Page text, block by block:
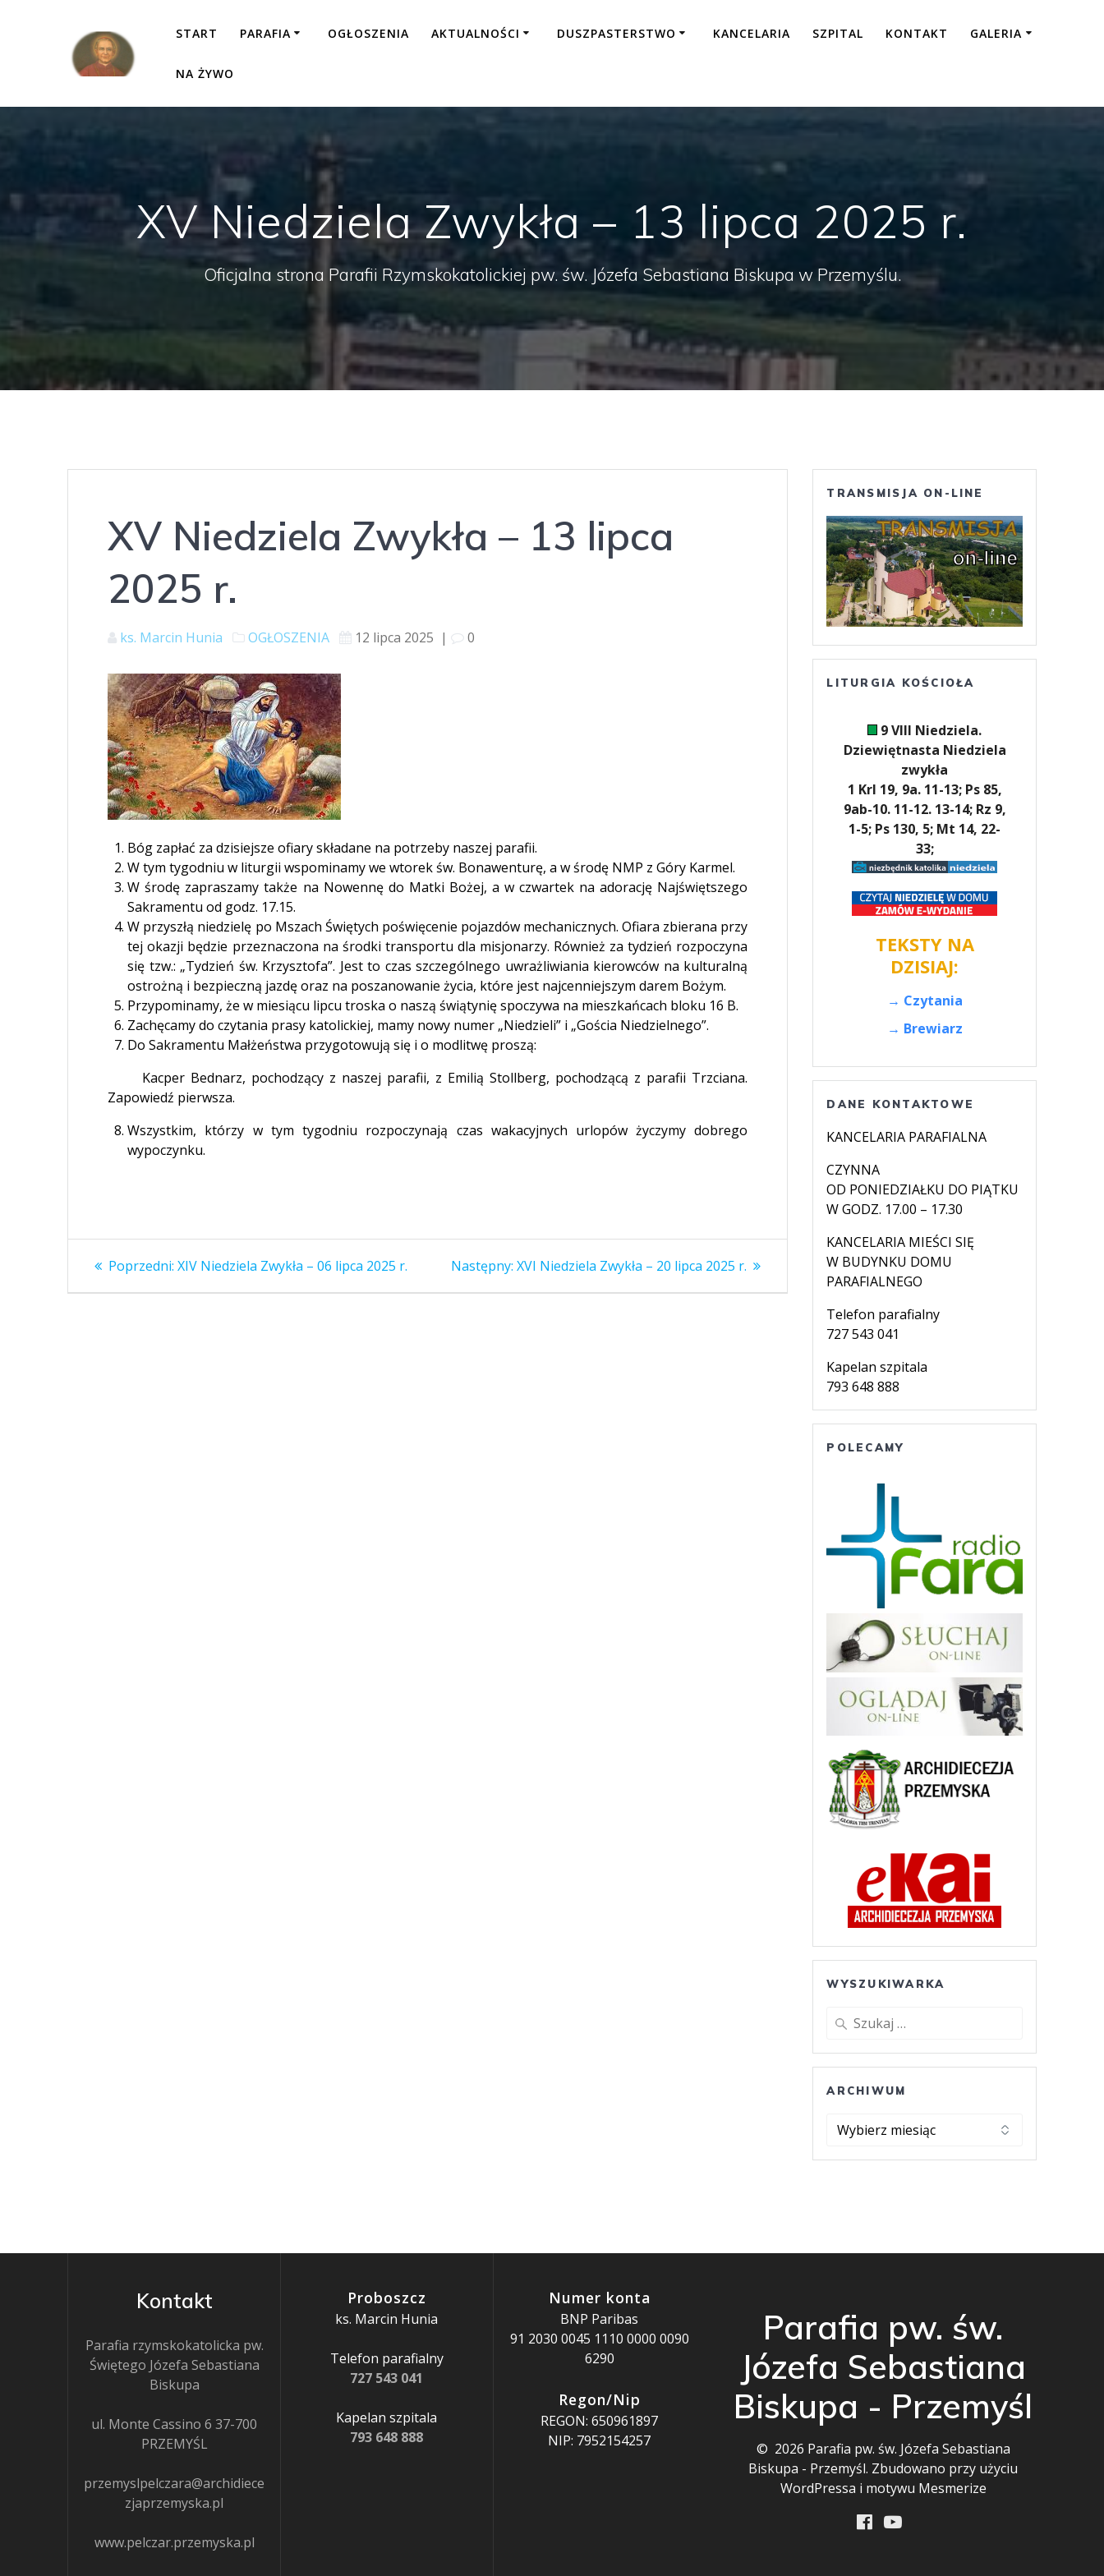
START PARAFIA OGŁOSZENIA AKTUALNOŚCI DUSZPASTERSTWO KANCELARIA SZPITAL KONTAKT GALERIA
NA ŻYWO
XV Niedziela Zwykła – 13 lipca 2025 r.
Oficjalna strona Parafii Rzymskokatolickiej pw. św. Józefa Sebastiana Biskupa w Przemyślu.
XV Niedziela Zwykła – 13 lipca
2025 r.
ks. Marcin Hunia OGŁOSZENIA 12 lipca 2025 | 0
Bóg zapłać za dzisiejsze ofiary składane na potrzeby naszej parafii.
W tym tygodniu w liturgii wspominamy we wtorek św. Bonawenturę, a w środę NMP z Góry Karmel.
W środę zapraszamy także na Nowennę do Matki Bożej, a w czwartek na adorację Najświętszego
Sakramentu od godz. 17.15.
W przyszłą niedzielę po Mszach Świętych poświęcenie pojazdów mechanicznych. Ofiara zbierana przy
tej okazji będzie przeznaczona na środki transportu dla misjonarzy. Również za tydzień rozpoczyna
się tzw.: „Tydzień św. Krzysztofa”. Jest to czas szczególnego uwrażliwiania kierowców na kulturalną
ostrożną i bezpieczną jazdę oraz na poszanowanie życia, które jest najcenniejszym darem Bożym.
Przypominamy, że w miesiącu lipcu troska o naszą świątynię spoczywa na mieszkańcach bloku 16 B.
Zachęcamy do czytania prasy katolickiej, mamy nowy numer „Niedzieli” i „Gościa Niedzielnego”.
Do Sakramentu Małżeństwa przygotowują się i o modlitwę proszą:
Kacper Bednarz, pochodzący z naszej parafii, z Emilią Stollberg, pochodzącą z parafii Trzciana.
Zapowiedź pierwsza.
Wszystkim, którzy w tym tygodniu rozpoczynają czas wakacyjnych urlopów życzymy dobrego
wypoczynku.
Nawigacja
wpisu
Poprzedni: Poprzedni
XIV Niedziela Zwykła – 06 lipca 2025 r. Następny: Następny
XVI Niedziela Zwykła – 20 lipca 2025 r.
TRANSMISJA ON-LINE
LITURGIA KOŚCIOŁA
9 VIII Niedziela.
Dziewiętnasta Niedziela
zwykła
1 Krl 19, 9a. 11-13; Ps 85,
9ab-10. 11-12. 13-14; Rz 9,
1-5; Ps 130, 5; Mt 14, 22-
33;
TEKSTY NA
DZISIAJ:
→ Czytania
→ Brewiarz
DANE KONTAKTOWE
KANCELARIA PARAFIALNA
CZYNNA
OD PONIEDZIAŁKU DO PIĄTKU
W GODZ. 17.00 – 17.30
KANCELARIA MIEŚCI SIĘ
W BUDYNKU DOMU
PARAFIALNEGO
Telefon parafialny
727 543 041
Kapelan szpitala
793 648 888
POLECAMY
WYSZUKIWARKA
Szukaj:
ARCHIWUM
ARCHIWUM
Kontakt
Parafia rzymskokatolicka pw.
Świętego Józefa Sebastiana
Biskupa
ul. Monte Cassino 6 37-700
PRZEMYŚL
przemyslpelczara@archidiece
zjaprzemyska.pl
www.pelczar.przemyska.pl
Proboszcz
ks. Marcin Hunia
Telefon parafialny
727 543 041
Kapelan szpitala
793 648 888
Numer konta
BNP Paribas
91 2030 0045 1110 0000 0090
6290
Regon/Nip
REGON: 650961897
NIP: 7952154257
Parafia pw. św.
Józefa Sebastiana
Biskupa - Przemyśl
© 2026 Parafia pw. św. Józefa Sebastiana
Biskupa - Przemyśl. Zbudowano przy użyciu
WordPressa i motywu Mesmerize